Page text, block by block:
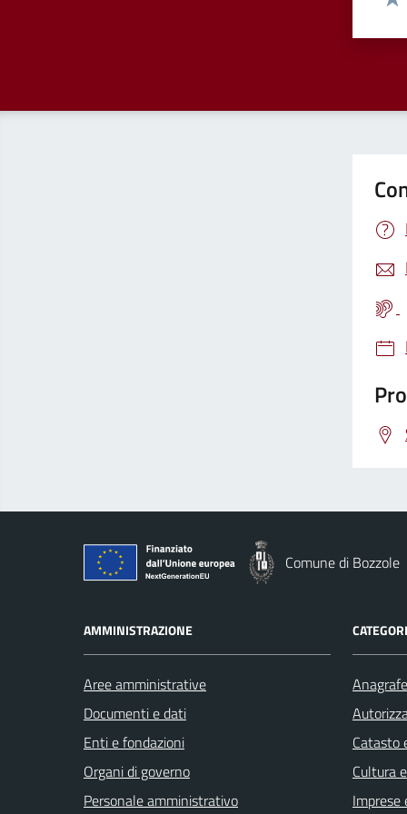
Comune di Bozzole
AMMINISTRAZIONE
Aree amministrative
Documenti e dati
Enti e fondazioni
Organi di governo
Personale amministrativo
Catasto
Cultura
Imprese